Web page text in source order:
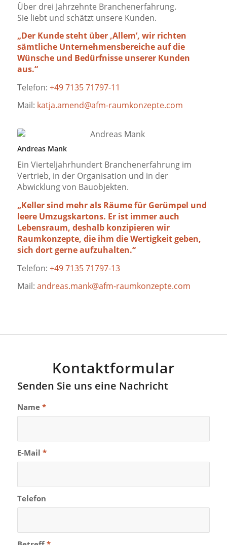
Über drei Jahrzehnte Branchenerfahrung.
Sie liebt und schätzt unsere Kunden.
„Der Kunde steht über ,Allem’, wir richten
sämtliche Unternehmensbereiche auf die
Wünsche und Bedürfnisse unserer Kunden
aus.“
Telefon: +49 7135 71797-11
Mail: katja.amend@afm-raumkonzepte.com
Andreas Mank
Ein Vierteljahrhundert Branchenerfahrung im
Vertrieb, in der Organisation und in der
Abwicklung von Bauobjekten.
„Keller sind mehr als Räume für Gerümpel und
leere Umzugskartons. Er ist immer auch
Lebensraum, deshalb konzipieren wir
Raumkonzepte, die ihm die Wertigkeit geben,
sich dort gerne aufzuhalten.“
Telefon: +49 7135 71797-13
Mail: andreas.mank@afm-raumkonzepte.com
Kontaktformular
Senden Sie uns eine Nachricht
Name *
E-Mail *
Telefon